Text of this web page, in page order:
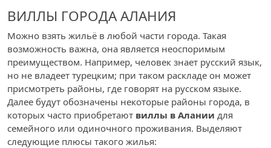
ВИЛЛЫ ГОРОДА АЛАНИЯ
Можно взять жильё в любой части города. Такая
возможность важна, она является неоспоримым
преимуществом. Например, человек знает русский язык,
но не владеет турецким; при таком раскладе он может
присмотреть районы, где говорят на русском языке.
Далее будут обозначены некоторые районы города, в
которых часто приобретают виллы в Алании для
семейного или одиночного проживания. Выделяют
следующие плюсы такого жилья: